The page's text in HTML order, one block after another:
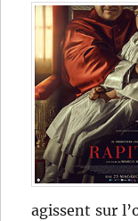
agissent sur